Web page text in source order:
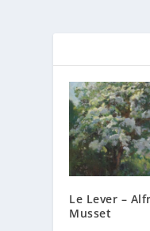
Le Lever –
Musset